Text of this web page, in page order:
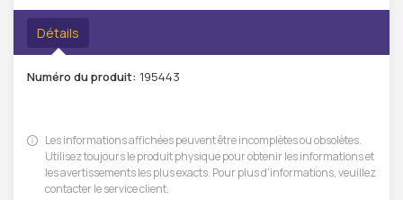
Détails
Numéro du produit: 195443
Les informations affichées peuvent être incomplètes ou obsolètes.
Utilisez toujours le produit physique pour obtenir les informations et
les avertissements les plus exacts. Pour plus d'informations, veuillez
contacter le service client.